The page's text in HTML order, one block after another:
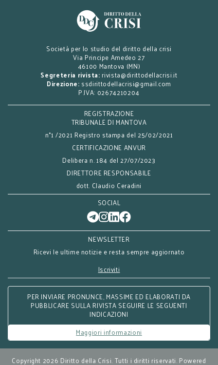
Società per lo studio del diritto della crisi
Via Principe Amedeo 27
46100 Mantova (MN)
Segreteria rivista: rivista@dirittodellacrisi.it
Direzione: ssdirittodellacrisi@gmail.com
P.IVA: 02674210204
REGISTRAZIONE
TRIBUNALE DI MANTOVA
n°1 /2021 Registro stampa del 25/02/2021
CERTIFICAZIONE ANVUR
Delibera n. 184 del 27/07/2023
DIRETTORE RESPONSABILE
dott. Claudio Ceradini
SOCIAL
NEWSLETTER
Ricevi le ultime notizie e resta sempre aggiornato
Iscriviti
PER INVIARE PRONUNCE, MASSIME ED ELABORATI DA
PUBBLICARE SULLA RIVISTA SEGUIRE LE SEGUENTI
INDICAZIONI
Maggiori informazioni
Copyright 2026 Diritto della Crisi. Tutti i diritti riservati. Powered